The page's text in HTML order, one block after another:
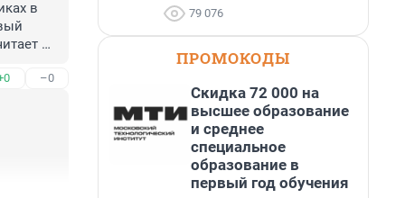
в
из
-
–0
79 076
ПРОМОКОДЫ
Скидка 72 000 на
высшее образование
и среднее
специальное
образование в
первый год обучения